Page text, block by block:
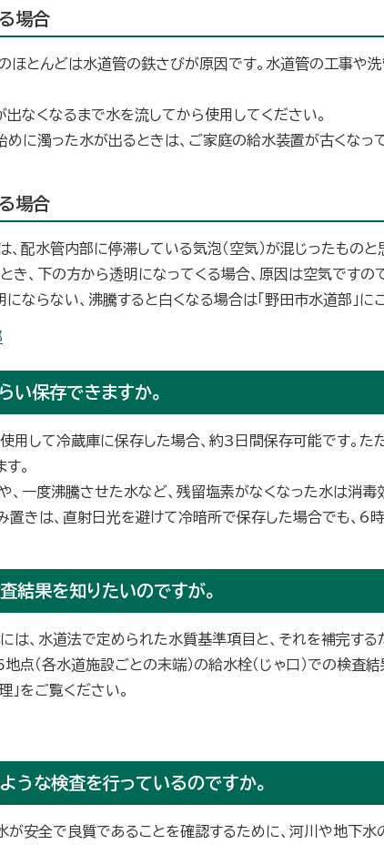
場合
ほとんどは水道管の鉄さびが原因です。水道管の工事や
出なくなるまで水を流してから使用してください。
めに濁った水が出るときは、ご家庭の給水装置が古くなっ
場合
、配水管内部に停滞している気泡（空気）が混じったものと
き、下の方から透明になってくる場合、原因は空気ですの
にならない、沸騰すると白くなる場合は「野田市水道部」に
い保存できますか。
用して冷蔵庫に保存した場合、約3日間保存可能です。た
。
、一度沸騰させた水など、残留塩素がなくなった水は消
置きは、直射日光を避けて冷暗所で保存した場合でも、
結果を知りたいのですが。
は、水道法で定められた水質基準項目と、それを補完する
点（各水道施設ごとの末端）の給水栓（じゃ口）での検査
」をご覧ください。
うな検査を行っているのですか。
が安全で良質であることを確認するために、河川や地下